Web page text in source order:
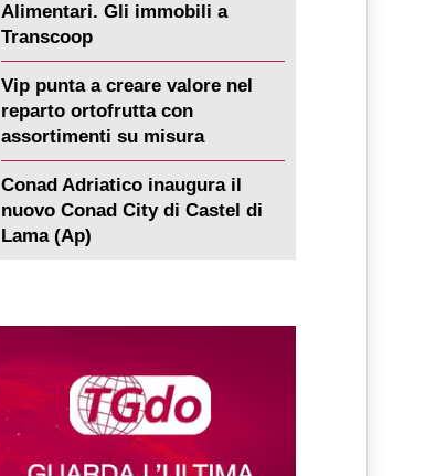
Alimentari. Gli immobili a
Transcoop
Vip punta a creare valore nel
reparto ortofrutta con
assortimenti su misura
Conad Adriatico inaugura il
nuovo Conad City di Castel di
Lama (Ap)